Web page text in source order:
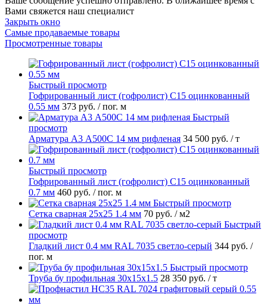
Вами свяжется наш специалист
Закрыть окно
Самые продаваемые товары
Просмотренные товары
Быстрый просмотр
Гофрированный лист (гофролист) С15 оцинкованный
0.55 мм 373 руб. / пог. м
Быстрый
просмотр
Арматура А3 А500С 14 мм рифленая 34 500 руб. / т
Быстрый просмотр
Гофрированный лист (гофролист) С15 оцинкованный
0.7 мм 460 руб. / пог. м
Быстрый просмотр
Сетка сварная 25х25 1.4 мм 70 руб. / м2
Быстрый
просмотр
Гладкий лист 0.4 мм RAL 7035 светло-серый 344 руб. /
пог. м
Быстрый просмотр
Труба бу профильная 30х15х1.5 28 350 руб. / т